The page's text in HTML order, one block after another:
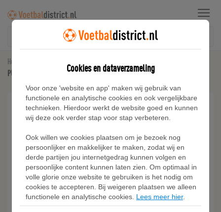
Menu
Home
PUMA King 21 Zaalvoetbalschoenen (IN) Wit Zwart
Cookies en dataverzameling
Voor onze 'website en app' maken wij gebruik van
functionele en analytische cookies en ook vergelijkbare
technieken. Hierdoor werkt de website goed en kunnen
wij deze ook verder stap voor stap verbeteren.
Ook willen we cookies plaatsen om je bezoek nog
persoonlijker en makkelijker te maken, zodat wij en
derde partijen jou internetgedrag kunnen volgen en
persoonlijke content kunnen laten zien. Om optimaal in
volle glorie onze website te gebruiken is het nodig om
cookies te accepteren. Bij weigeren plaatsen we alleen
functionele en analytische cookies. Lees meer hier.